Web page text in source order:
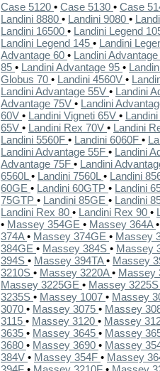
Case 5120 • Case 5130 • Case
Landini 8880 • Landini 9080 •
Landini 16500 • Landini Legend
Landini Legend 145 • Landini
Advantage 60 • Landini
85 • Landini Advantage 95 •
Globus 70 • Landini 4560V •
Landini Advantage 55V • Landini
Advantage 75V • Landini
60V • Landini Vigneti 65V •
65V • Landini Rex 70V • Landini
Landini 5560F • Landini 6060F •
Landini Advantage 55F • Landini
Advantage 75F • Landini
6560L • Landini 7560L • Landini
60GE • Landini 60GTP • Landini
75GTP • Landini 85GE • Landini
Landini Rex 80 • Landini Rex 90 •
• Massey 354GE • Massey 364A
374A• Massey 374GE • Massey
384GE • Massey 384S • Massey
394S • Massey 394TA• Massey
3210S • Massey 3220A• Massey
Massey 3225GE • Massey
3235S • Massey 1007 • Massey
3070 • Massey 3075 • Massey
3115 • Massey 3120 • Massey
3635 • Massey 3645 • Massey
3680 • Massey 3690 • Massey
384V • Massey 354F • Massey